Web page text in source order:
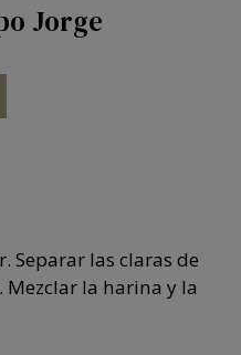
Jorge
Separar las claras de
Mezclar la harina y la